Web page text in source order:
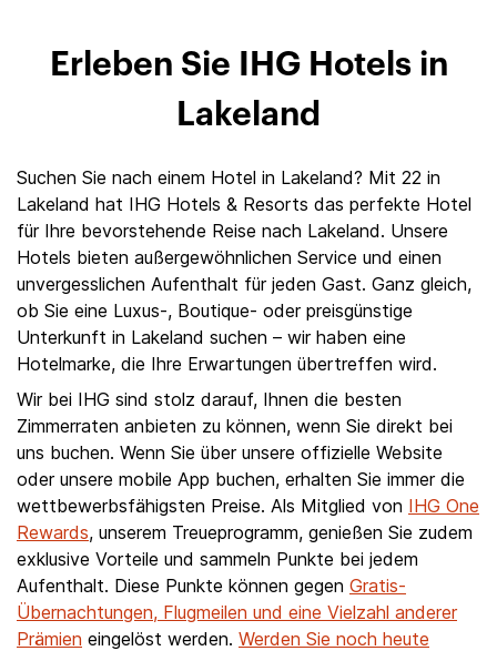
Erleben Sie IHG Hotels in
Lakeland
Suchen Sie nach einem Hotel in Lakeland? Mit 22 in
Lakeland hat IHG Hotels & Resorts das perfekte Hotel
für Ihre bevorstehende Reise nach Lakeland. Unsere
Hotels bieten außergewöhnlichen Service und einen
unvergesslichen Aufenthalt für jeden Gast. Ganz gleich,
ob Sie eine Luxus-, Boutique- oder preisgünstige
Unterkunft in Lakeland suchen – wir haben eine
Hotelmarke, die Ihre Erwartungen übertreffen wird.
Wir bei IHG sind stolz darauf, Ihnen die besten
Zimmerraten anbieten zu können, wenn Sie direkt bei
uns buchen. Wenn Sie über unsere offizielle Website
oder unsere mobile App buchen, erhalten Sie immer die
wettbewerbsfähigsten Preise. Als Mitglied von IHG One
Rewards, unserem Treueprogramm, genießen Sie zudem
exklusive Vorteile und sammeln Punkte bei jedem
Aufenthalt. Diese Punkte können gegen Gratis-
Übernachtungen, Flugmeilen und eine Vielzahl anderer
Prämien eingelöst werden. Werden Sie noch heute